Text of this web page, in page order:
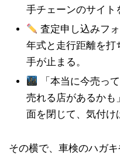
手チェーンのサイト
査定申し込みフ
年式と走行距離を打
手が止まる。
「本当に今売っ
売れる店があるかも
面を閉じて、気付け
その横で、車検のハガ